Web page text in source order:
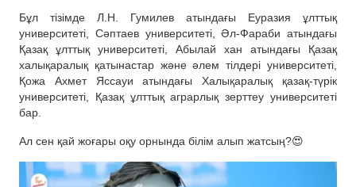
Бұл тізімде Л.Н. Гумилев атындағы Еуразия ұлттық
университеті, Сәптаев университеті, Әл-Фараби атындағы
Қазақ ұлттық университеті, Абылай хан атындағы Қазақ
халықаралық қатынастар және әлем тілдері университеті,
Қожа Ахмет Яссауи атындағы Халықаралық қазақ-түрік
университеті, Қазақ ұлттық аграрлық зерттеу университеті
бар.
Ал сен қай жоғары оқу орнында білім алып жатсың?😍